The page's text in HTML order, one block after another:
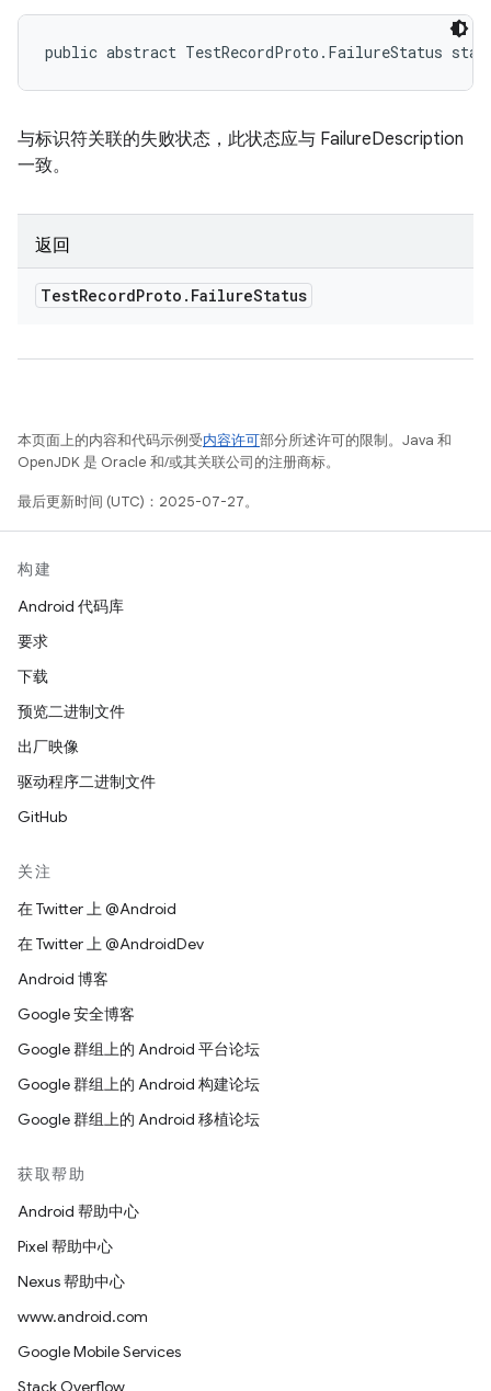
public abstract TestRecordProto.FailureStatus
与标识符关联的失败状态，此状态应与 FailureDescription
一致。
返回
TestRecordProto . FailureStatus
本页面上的内容和代码示例受内容许可部分所述许可的限制。Java 和
OpenJDK 是 Oracle 和/或其关联公司的注册商标。
最后更新时间 (UTC)：2025-07-27。
构建
Android 代码库
要求
下载
预览二进制文件
出厂映像
驱动程序二进制文件
GitHub
关注
在 Twitter 上 @Android
在 Twitter 上 @AndroidDev
Android 博客
Google 安全博客
Google 群组上的 Android 平台论坛
Google 群组上的 Android 构建论坛
Google 群组上的 Android 移植论坛
获取帮助
Android 帮助中心
Pixel 帮助中心
Nexus 帮助中心
www.android.com
Google Mobile Services
Stack Overflow